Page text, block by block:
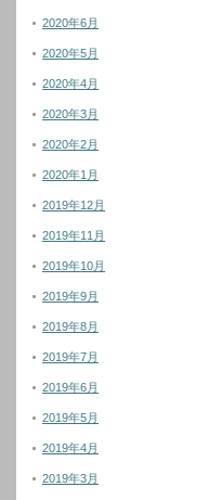
2020年6月
2020年5月
2020年4月
2020年3月
2020年2月
2020年1月
2019年12月
2019年11月
2019年10月
2019年9月
2019年8月
2019年7月
2019年6月
2019年5月
2019年4月
2019年3月